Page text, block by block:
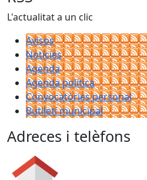
L'actualitat a un clic
Avisos
Notícies
Agenda
Agenda política
Convocatòries personal
Butlletí municipal
Adreces i telèfons